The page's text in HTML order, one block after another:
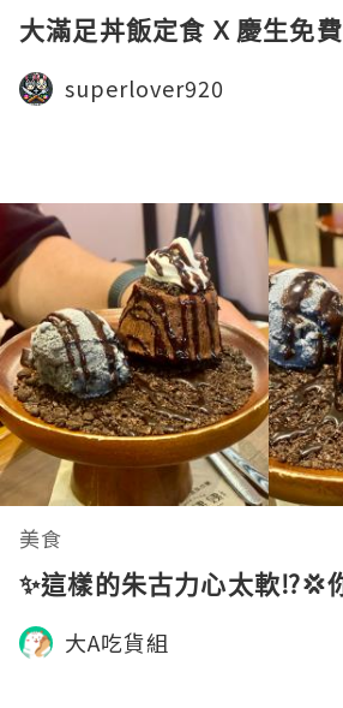
大滿足丼飯定食 X 慶生免
superlover920
美食
✨這樣的朱古力心太軟⁉️💢
大A吃貨組